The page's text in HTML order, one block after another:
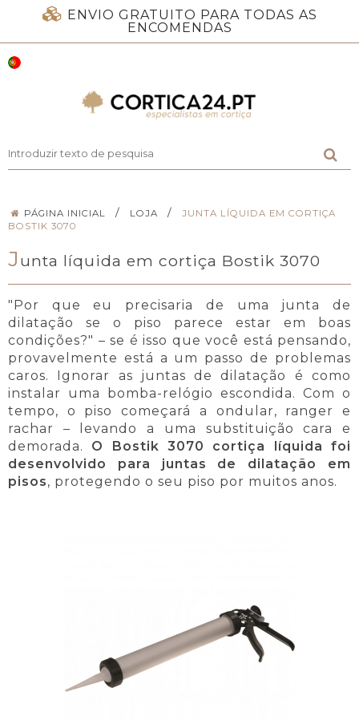
ENVIO GRATUITO PARA TODAS AS
ENCOMENDAS
PÁGINA INICIAL / LOJA /
JUNTA LÍQUIDA EM CORTIÇA
BOSTIK 3070
J unta líquida em cortiça Bostik 3070
"Por que eu precisaria de uma junta de
dilatação se o piso parece estar em boas
condições?" – se é isso que você está pensando,
provavelmente está a um passo de problemas
caros. Ignorar as juntas de dilatação é como
instalar uma bomba-relógio escondida. Com o
tempo, o piso começará a ondular, ranger e
rachar – levando a uma substituição cara e
demorada. O Bostik 3070 cortiça líquida foi
desenvolvido para juntas de dilatação em
pisos, protegendo o seu piso por muitos anos.